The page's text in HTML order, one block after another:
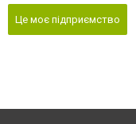
Це моє підприємство